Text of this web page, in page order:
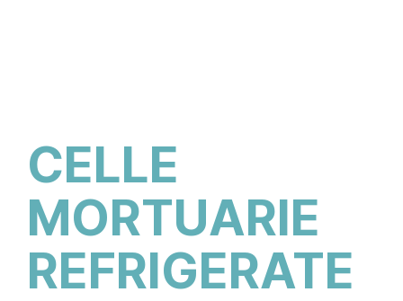
CELLE
MORTUARIE
REFRIGERATE